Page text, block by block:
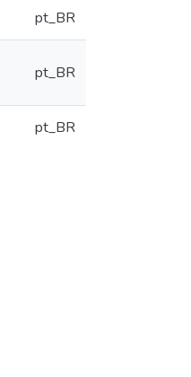
pt_BR
pt_BR
pt_BR